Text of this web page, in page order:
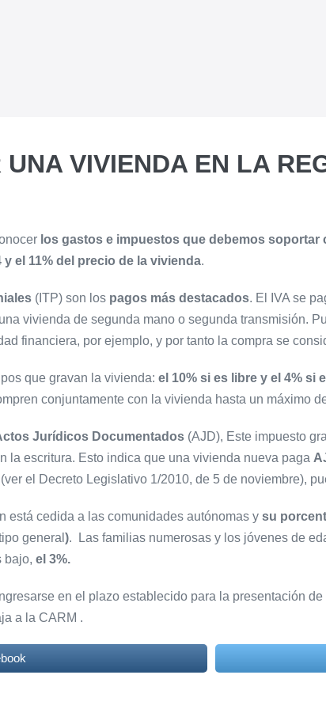
VIVIENDA EN LA
los gastos e impuestos que debemos soportar
y el 11% del precio de la vivienda.
(ITP) son los pagos más destacados. El IVA se
vivienda de segunda mano o segunda transmisión.
financiera, por ejemplo, y por tanto la compra se
que gravan la vivienda: el 10% si es libre y el 4% si
conjuntamente con la vivienda hasta un máximo
Jurídicos Documentados (AJD), Este impuesto
la escritura. Esto indica que una vivienda nueva paga
el Decreto Legislativo 1/2010, de 5 de noviembre),
está cedida a las comunidades autónomas y su
general ). Las familias numerosas y los jóvenes de
bajo, el 3%.
en el plazo establecido para la presentación
a la CARM .